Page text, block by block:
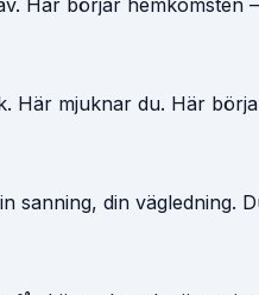
Här mjuknar du. Här
sanning, din vägledning.